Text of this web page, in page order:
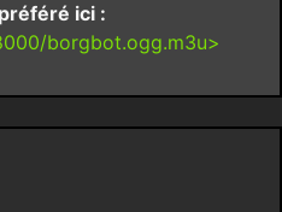
ici :
borgbot.ogg.m3u>